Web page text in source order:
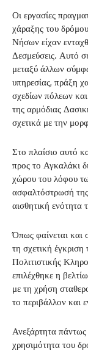
Οι εργασίες
χάραξης του
Νήσων είχαν
Δεσμεύσεις. Αυτό
μεταξύ άλλων
υπηρεσίας, πράξη
σχεδίων πόλεων
της αρμόδιας
σχετικά με την
Στο πλαίσιο αυτό
προς το Αγκαλάκι
χώρου του λόφου
ασφαλτόστρωσή της
αισθητική ενότητα
Όπως φαίνεται
τη σχετική
Πολιτιστικής
επιλέχθηκε η
με τη χρήση
το περιβάλλον και
Ανεξάρτητα πάντως
χρησιμότητα του